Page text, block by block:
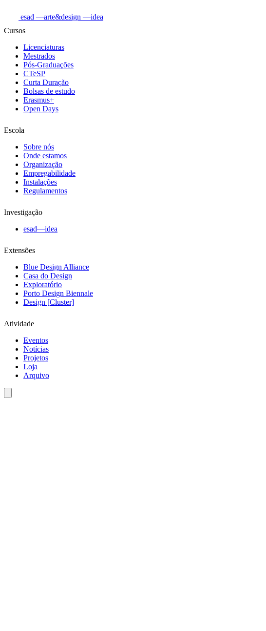
esad —arte&design —idea
Cursos
Licenciaturas
Mestrados
Pós-Graduações
CTeSP
Curta Duração
Bolsas de estudo
Erasmus+
Open Days
Escola
Sobre nós
Onde estamos
Organização
Empregabilidade
Instalações
Regulamentos
Investigação
esad—idea
Extensões
Blue Design Alliance
Casa do Design
Exploratório
Porto Design Biennale
Design [Cluster]
Atividade
Eventos
Notícias
Projetos
Loja
Arquivo